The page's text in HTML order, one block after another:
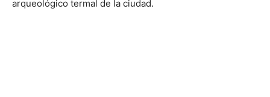
arqueológico termal de la ciudad.